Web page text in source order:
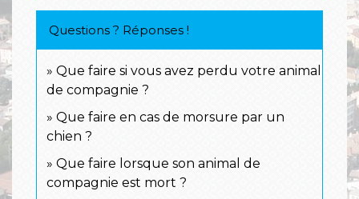
Questions ? Réponses !
Que faire si vous avez perdu votre animal
de compagnie ?
Que faire en cas de morsure par un
chien ?
Que faire lorsque son animal de
compagnie est mort ?